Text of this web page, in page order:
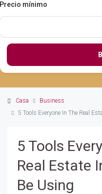
Precio mínimo
Casa
Business
5 Tools Everyone In The Real
5 Tools
Real Estate
Be Using